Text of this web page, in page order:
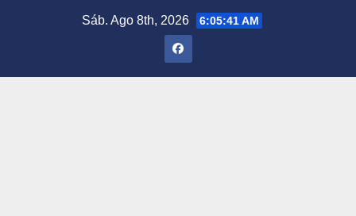
Sáb. Ago 8th, 2026 6:05:42 AM